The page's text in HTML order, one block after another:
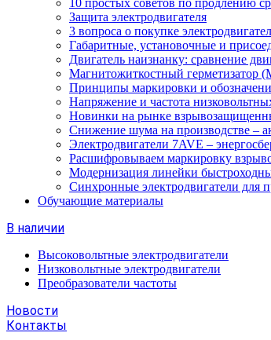
10 простых советов по продлению
Защита электродвигателя
3 вопроса о покупке
Габаритные, установочные и
Двигатель наизнанку: сравнение
Магнитожиткостный герметизатор
Принципы маркировки и
Напряжение и частота
Новинки на рынке
Снижение шума на производстве –
Электродвигатели 7AVE –
Расшифровываем маркировку
Модернизация линейки
Синхронные электродвигатели для
Обучающие материалы
В наличии
Высоковольтные электродвигатели
Низковольтные электродвигатели
Преобразователи частоты
Новости
Контакты